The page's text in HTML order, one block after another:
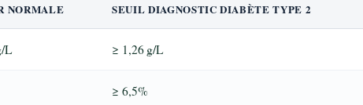
NORMALE SEUIL DIAGNOSTIC DIABÈTE TYPE 2
L ≥ 1,26 g/L
≥ 6,5%